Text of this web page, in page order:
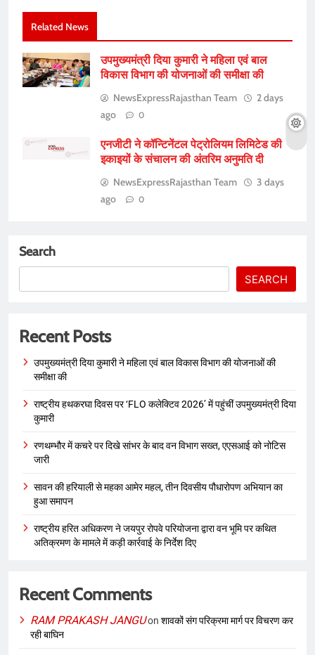
Related News
उपमुख्यमंत्री दिया कुमारी ने महिला एवं बाल
विकास विभाग की योजनाओं की समीक्षा की
NewsExpressRajasthan Team
2 days
ago
0
एनजीटी ने कॉन्टिनेंटल पेट्रोलियम लिमिटेड की
इकाइयों के संचालन की अंतरिम अनुमति दी
NewsExpressRajasthan Team
3 days
ago
0
Search
SEARCH
Recent Posts
उपमुख्यमंत्री दिया कुमारी ने महिला एवं बाल विकास विभाग की योजनाओं की
समीक्षा की
राष्ट्रीय हथकरघा दिवस पर ‘FLO कलेक्टिव 2026’ में पहुंचीं उपमुख्यमंत्री दिया
कुमारी
रणथम्भौर में कचरे पर दिखे सांभर के बाद वन विभाग सख्त, एएसआई को नोटिस
जारी
सावन की हरियाली से महका आमेर महल, तीन दिवसीय पौधारोपण अभियान का
हुआ समापन
राष्ट्रीय हरित अधिकरण ने जयपुर रोपवे परियोजना द्वारा वन भूमि पर कथित
अतिक्रमण के मामले में कड़ी कार्रवाई के निर्देश दिए
Recent Comments
RAM PRAKASH JANGUon शावकों संग परिक्रमा मार्ग पर विचरण कर
रही बाघिन